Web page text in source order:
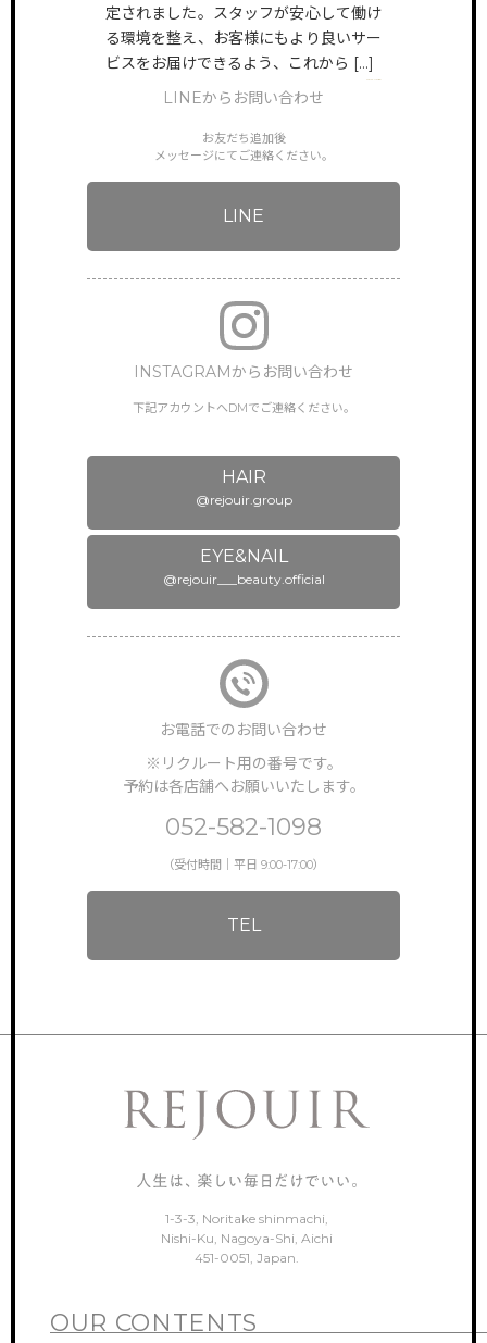
TOP
リクルート
FEATURE 特徴・働き方
BRAND SALON サロン一覧
NEWS & TOPICS 新着情報
INSTAGRAM
ONLINEGUIDANCE
COMPANY
定されました。スタッフが安心して働け
る環境を整え、お客様にもより良いサー
ビスをお届けできるよう、これから […]
VIEW MORE
LINEからお問い合わせ
お友だち追加後
メッセージにてご連絡ください。
LINE
INSTAGRAMからお問い合わせ
下記アカウントへDMでご連絡ください。
HAIR
@rejouir.group
EYE&NAIL
@rejouir___beauty.official
お電話でのお問い合わせ
※リクルート用の番号です。
予約は各店舗へお願いいたします。
052-582-1098
（受付時間｜平日 9:00-17:00）
TEL
1-3-3, Noritake shinmachi,
Nishi-Ku, Nagoya-Shi, Aichi
451-0051, Japan.
OUR CONTENTS